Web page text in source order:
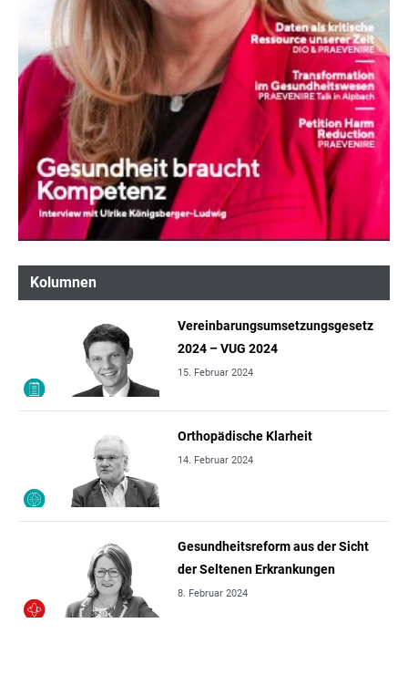
Kolumnen
Vereinbarungsumsetzungsgesetz
2024 – VUG 2024
15. Februar 2024
Orthopädische Klarheit
14. Februar 2024
Gesundheitsreform aus der Sicht
der Seltenen Erkrankungen
8. Februar 2024